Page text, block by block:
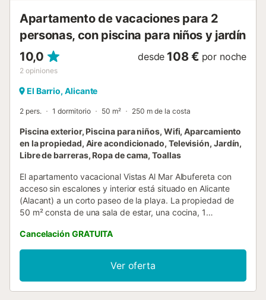
Apartamento de vacaciones para 2
personas, con piscina para niños y jardín
10,0
2 opiniones
desde 108 € por noche
El Barrio, Alicante
2 pers. 1 dormitorio 50 m² 250 m de la costa
Piscina exterior, Piscina para niños, Wifi, Aparcamiento
en la propiedad, Aire acondicionado, Televisión, Jardín,
Libre de barreras, Ropa de cama, Toallas
El apartamento vacacional Vistas Al Mar Albufereta con
acceso sin escalones y interior está situado en Alicante
(Alacant) a un corto paseo de la playa. La propiedad de
50 m² consta de una sala de estar, una cocina, 1
Los servicios adicionales incluyen una televisión. Este
alojamiento no ofrece: Wi-Fi, aire acondicionado y toallas.
El edificio en el que se encuentra el alojamiento dispone de
ascensor. Esta propiedad ofrece acceso a una zona
exterior compartida con piscina, piscina infantil y ducha
Cancelación GRATUITA
Ver oferta